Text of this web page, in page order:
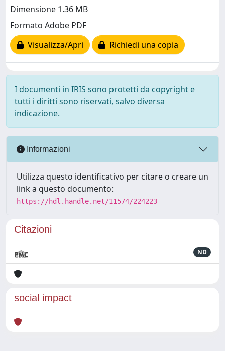
Dimensione 1.36 MB
Formato Adobe PDF
Visualizza/Apri
Richiedi una copia
I documenti in IRIS sono protetti da copyright e
tutti i diritti sono riservati, salvo diversa
indicazione.
Informazioni
Utilizza questo identificativo per citare o creare un
link a questo documento:
https://hdl.handle.net/11574/224223
Citazioni
ND
social impact